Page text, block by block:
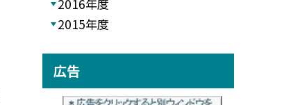
2016年度
2015年度
広告